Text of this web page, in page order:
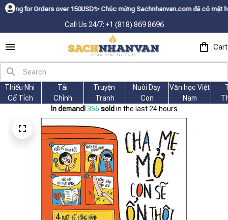
over 150USDㅤ✨ Chúc mừng Sachnhanvan.com đã có mặt hơn 200
Call Us 24/7: +1 (818) 869 8696
Cart
Thiếu Nhi
Cổ Tích
Tài
Chính
Truyện
Tranh
Nuôi Dạy
Con
Văn học Việt
Nam
In demand! 356 sold in the last 24 hours